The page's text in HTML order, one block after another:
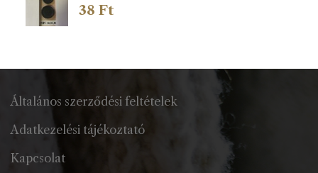
38 Ft
Általános szerződési feltételek
Adatkezelési tájékoztató
Kapcsolat